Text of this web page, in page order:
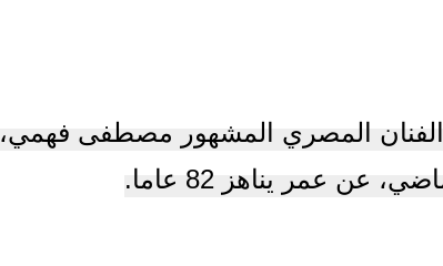
الفنان المصري المشهور مصطفى فهمي،
عن عمر يناهز 82 عاما.